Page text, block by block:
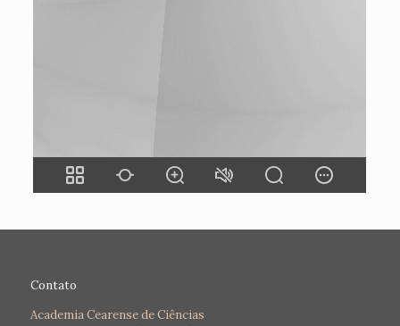
Contato
Academia Cearense de Ciências